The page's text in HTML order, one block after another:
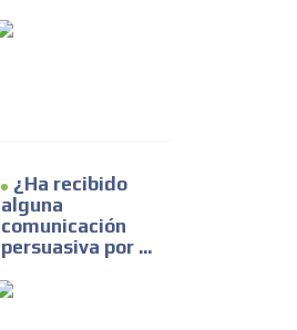
¿Ha recibido
alguna
comunicación
persuasiva por ...